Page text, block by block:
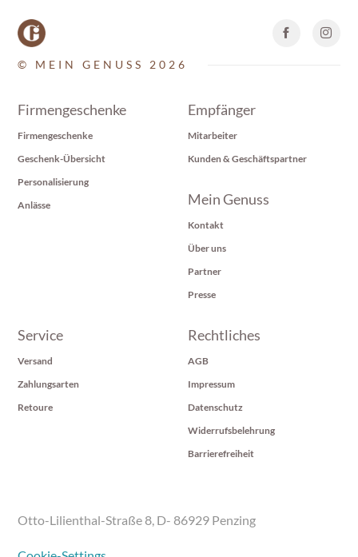
© MEIN GENUSS 2026
Firmengeschenke
Firmengeschenke
Geschenk-Übersicht
Personalisierung
Anlässe
Empfänger
Mitarbeiter
Kunden & Geschäftspartner
Mein Genuss
Kontakt
Über uns
Partner
Presse
Service
Versand
Zahlungsarten
Retoure
Rechtliches
AGB
Impressum
Datenschutz
Widerrufsbelehrung
Barrierefreiheit
Otto-Lilienthal-Straße 8, D- 86929 Penzing